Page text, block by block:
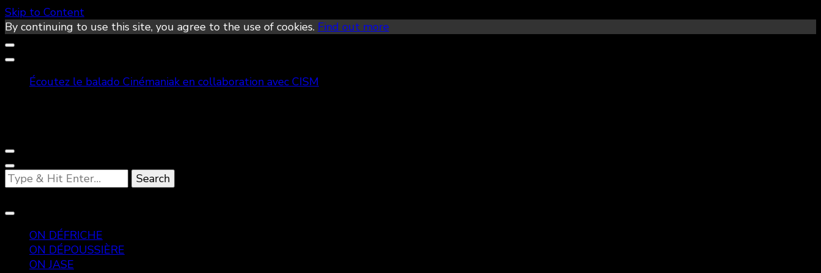
Skip to Content
By continuing to use this site, you agree to the use of cookies. Find out more
Écoutez le balado Cinémaniak en collaboration avec CISM
Looking
for
ON DÉFRICHE
ON DÉPOUSSIÈRE
ON JASE